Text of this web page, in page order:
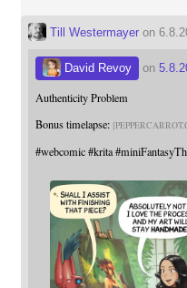
Till Westermayeron
David Revoy on
Authenticity Problem
Bonus timelapse:
#webcomic #krita #